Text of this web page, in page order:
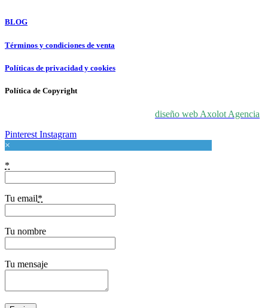
BLOG
Términos y condiciones de venta
Políticas de privacidad y cookies
Política de Copyright
diseño web Axolot Agencia
Pinterest Instagram
×
*
Tu email*
Tu nombre
Tu mensaje